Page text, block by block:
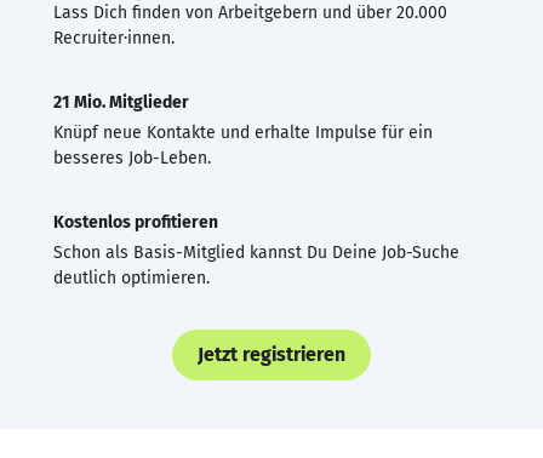
Lass Dich finden von Arbeitgebern und über 20.000
Recruiter·innen.
21 Mio. Mitglieder
Knüpf neue Kontakte und erhalte Impulse für ein
besseres Job-Leben.
Kostenlos profitieren
Schon als Basis-Mitglied kannst Du Deine Job-Suche
deutlich optimieren.
Jetzt registrieren